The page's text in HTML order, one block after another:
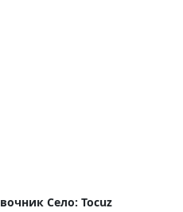
Село: Tocuz